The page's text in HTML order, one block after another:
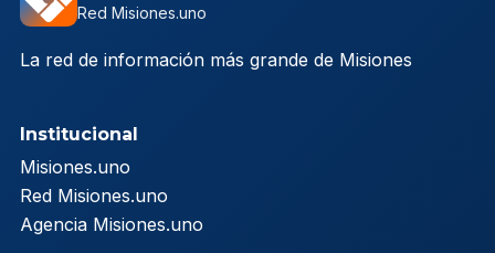
Red Misiones.uno
La red de información más grande de Misiones
Institucional
Misiones.uno
Red Misiones.uno
Agencia Misiones.uno